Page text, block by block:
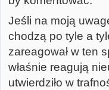
Jeśli na moją
chodzą po tyle a
zareagował w ten
właśnie reagują
utwierdziło w